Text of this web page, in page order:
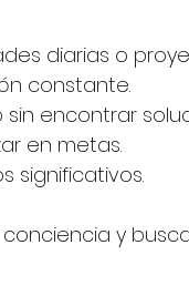
diarias o
constante.
encontrar
en metas.
significativos.
y